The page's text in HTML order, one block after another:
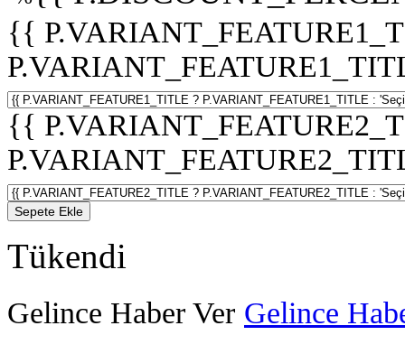
{{
{{
Sepete Ekle
Tükendi
Gelince Haber Ver Gelince